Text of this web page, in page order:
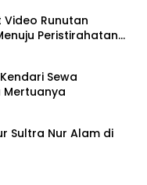
Runutan
Peristirahatan
Sewa
Mertuanya
Sultra Nur Alam di